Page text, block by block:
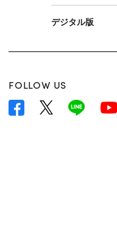
デジタル版
FOLLOW US